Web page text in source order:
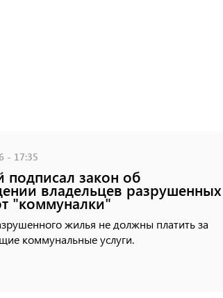
- 17:35
подписал закон об
владельцев разрушенных
"коммуналки"
жилья не должны платить за
коммунальные услуги.